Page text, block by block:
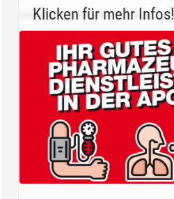
Klicken für mehr Infos!